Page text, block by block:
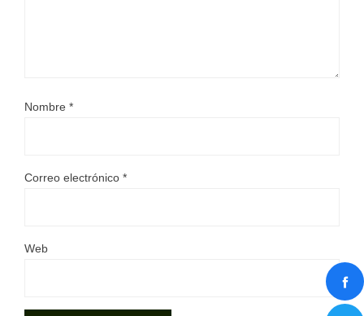
Nombre *
Correo electrónico *
Web